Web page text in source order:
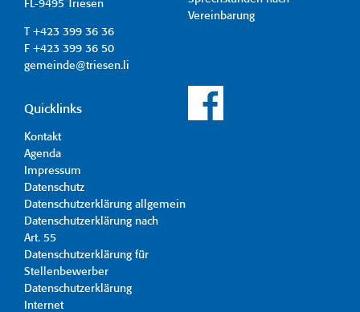
FL-9495 Triesen
T +423 399 36 36
F +423 399 36 50
gemeinde@triesen.li
Vereinbarung
Quicklinks
Kontakt
Agenda
Impressum
Datenschutz
Datenschutzerklärung allgemein
Datenschutzerklärung nach
Art. 55
Datenschutzerklärung für
Stellenbewerber
Datenschutzerklärung
Internet